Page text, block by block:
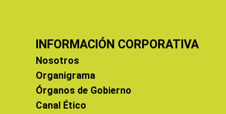
INFORMACIÓN CORPORATIVA
Nosotros
Organigrama
Órganos de Gobierno
Canal Ético